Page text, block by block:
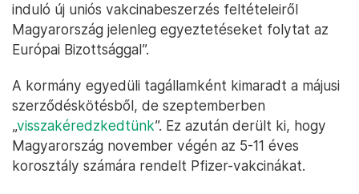
induló új uniós vakcinabeszerzés feltételeiről
Magyarország jelenleg egyeztetéseket folytat az
Európai Bizottsággal”.
A kormány egyedüli tagállamként kimaradt a májusi
szerződéskötésből, de szeptemberben
„visszakéredzkedtünk”. Ez azután derült ki, hogy
Magyarország november végén az 5-11 éves
korosztály számára rendelt Pfizer-vakcinákat.